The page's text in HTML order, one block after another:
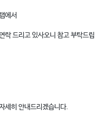
에서
락 드리고 있사오니 참고 부탁드립
히 안내드리겠습니다.